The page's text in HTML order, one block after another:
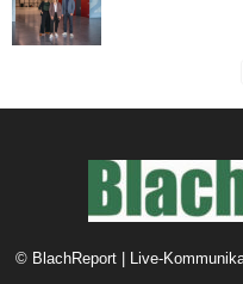
© BlachReport | Live-